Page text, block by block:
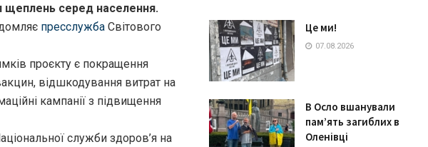
щеплень серед населення.
пресслужба Світового
проєкту є покращення
відшкодування витрат на
кампанії з підвищення
служби здоров’я на
Це ми!
07.08.2026
В Осло вшанували
пам’ять загиблих в
Оленівці